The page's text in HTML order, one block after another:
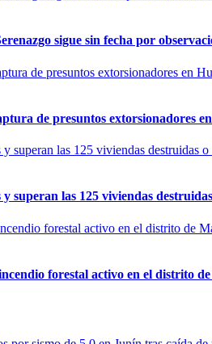
sigue sin fecha por
de presuntos extorsionadores
superan las 125 viviendas
forestal activo en el distrito